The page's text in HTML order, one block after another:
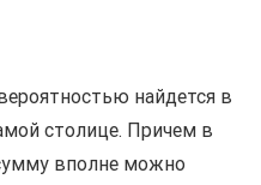
найдется в
столице. Причем в
вполне можно